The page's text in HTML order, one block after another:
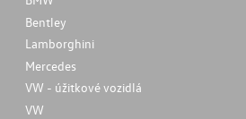
Bentley
Lamborghini
Mercedes
VW - úžitkové vozidlá
VW